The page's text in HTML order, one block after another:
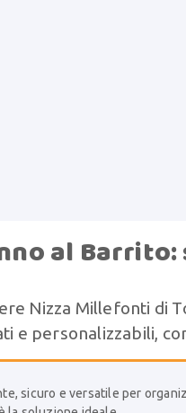
al
Nizza Millefonti di
e personalizzabili,
sicuro e versatile per